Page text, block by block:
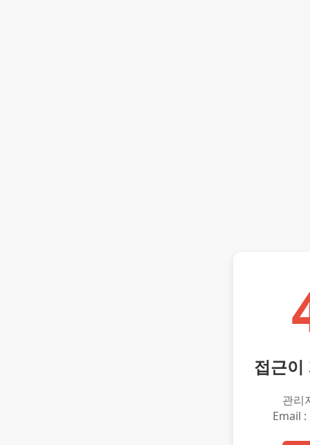
접근이
관리
Email